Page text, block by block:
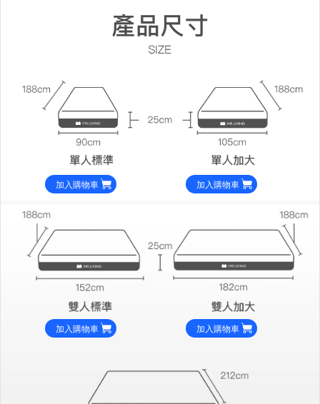
加入購物車 加入購物車
加入購物車 加入購物車